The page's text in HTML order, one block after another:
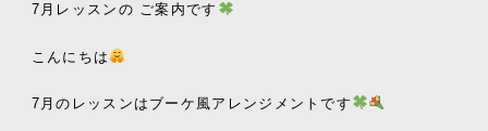
7月レッスンの ご案内です
こんにちは
7月のレッスンはブーケ風アレンジメントです